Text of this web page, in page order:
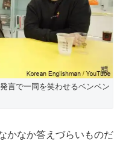
言で一同を笑わせるベンベン
かなか答えづらいものだ